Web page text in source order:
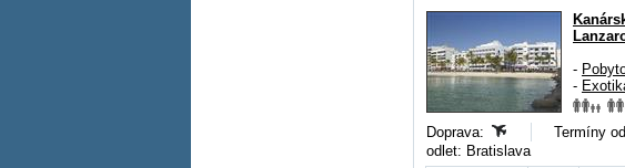
-
-
Doprava:
Termíny
odlet: Bratislava